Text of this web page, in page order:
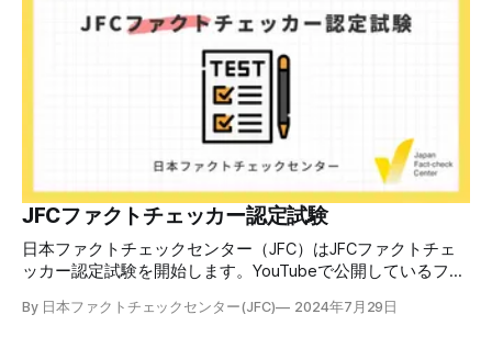
の日本での影響を調べた2万人調査の紹介や、間違った情報
を信じてしまう背景にある人間のバイアス、大規模に拡散す
るSNSアルゴリズムなどを解説しています。 実践編では、画
像や動画や生成AIなど、偽・誤情報をどのように検証したら
良いかをJFCが検証してきた事例から具体的に学びます。
JFCファクトチェッカー認定試験を開始 2024年7月29日か
ら、これらの内容について習熟度を確認するJFCファクトチ
ェッカー認定試験を開始します。誰でもいつでも受験可能で
す（2024年度中は受験料1000円、2025年度から2000円）。
合格者には様々な技能をデジタル証明するオープンバッジ・
ネットワークを活用して、JFCファクトチェッカーの認定証
を発行します。 JFCファクトチェッカー認定試験
JFCファクトチェッカー認定試験
日本ファクトチェックセンター（JFC）はJFCファクトチェ
ッカー認定試験を開始します。YouTubeで公開しているファ
す。 拡散する偽・誤情報から身を守るために 偽・誤情報の
By 日本ファクトチェックセンター(JFC) 2024年7月29日